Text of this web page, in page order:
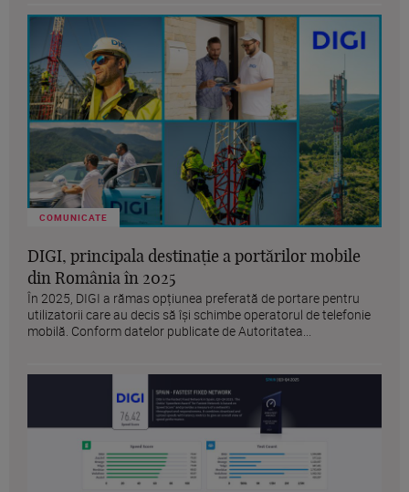
COMUNICATE
DIGI, principala destinație a portărilor mobile
din România în 2025
În 2025, DIGI a rămas opțiunea preferată de portare pentru
utilizatorii care au decis să își schimbe operatorul de telefonie
mobilă. Conform datelor publicate de Autoritatea...